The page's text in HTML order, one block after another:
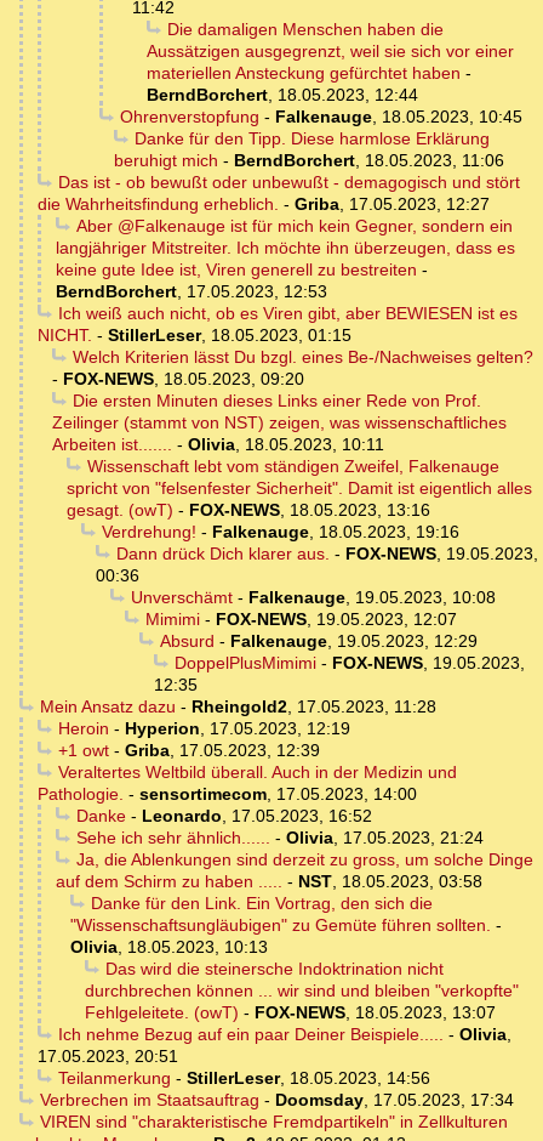
11:42
Die damaligen Menschen haben die
Aussätzigen ausgegrenzt, weil sie sich vor einer
materiellen Ansteckung gefürchtet haben -
BerndBorchert, 18.05.2023, 12:44
Ohrenverstopfung - Falkenauge, 18.05.2023, 10:45
Danke für den Tipp. Diese harmlose Erklärung
beruhigt mich - BerndBorchert, 18.05.2023, 11:06
Das ist - ob bewußt oder unbewußt - demagogisch und stört
die Wahrheitsfindung erheblich. - Griba, 17.05.2023, 12:27
Aber @Falkenauge ist für mich kein Gegner, sondern ein
langjähriger Mitstreiter. Ich möchte ihn überzeugen, dass es
keine gute Idee ist, Viren generell zu bestreiten -
BerndBorchert, 17.05.2023, 12:53
Ich weiß auch nicht, ob es Viren gibt, aber BEWIESEN ist es
NICHT. - StillerLeser, 18.05.2023, 01:15
Welch Kriterien lässt Du bzgl. eines Be-/Nachweises gelten?
- FOX-NEWS, 18.05.2023, 09:20
Die ersten Minuten dieses Links einer Rede von Prof.
Zeilinger (stammt von NST) zeigen, was wissenschaftliches
Arbeiten ist....... - Olivia, 18.05.2023, 10:11
Wissenschaft lebt vom ständigen Zweifel, Falkenauge
spricht von "felsenfester Sicherheit". Damit ist eigentlich alles
gesagt. (owT) - FOX-NEWS, 18.05.2023, 13:16
Verdrehung! - Falkenauge, 18.05.2023, 19:16
Dann drück Dich klarer aus. - FOX-NEWS, 19.05.2023,
00:36
Unverschämt- Falkenauge, 19.05.2023, 10:08
Mimimi- FOX-NEWS, 19.05.2023, 12:07
Absurd - Falkenauge, 19.05.2023, 12:29
DoppelPlusMimimi- FOX-NEWS, 19.05.2023,
12:35
Mein Ansatz dazu - Rheingold2, 17.05.2023, 11:28
Heroin - Hyperion, 17.05.2023, 12:19
+1 owt- Griba, 17.05.2023, 12:39
Veraltertes Weltbild überall. Auch in der Medizin und
Pathologie. - sensortimecom, 17.05.2023, 14:00
Danke- Leonardo, 17.05.2023, 16:52
Sehe ich sehr ähnlich...... - Olivia, 17.05.2023, 21:24
Ja, die Ablenkungen sind derzeit zu gross, um solche Dinge
auf dem Schirm zu haben ..... - NST, 18.05.2023, 03:58
Danke für den Link. Ein Vortrag, den sich die
"Wissenschaftsungläubigen" zu Gemüte führen sollten. -
Olivia, 18.05.2023, 10:13
Das wird die steinersche Indoktrination nicht
durchbrechen können ... wir sind und bleiben "verkopfte"
Fehlgeleitete. (owT) - FOX-NEWS, 18.05.2023, 13:07
Ich nehme Bezug auf ein paar Deiner Beispiele..... - Olivia,
17.05.2023, 20:51
Teilanmerkung - StillerLeser, 18.05.2023, 14:56
Verbrechen im Staatsauftrag - Doomsday, 17.05.2023, 17:34
VIREN sind "charakteristische Fremdpartikeln" in Zellkulturen